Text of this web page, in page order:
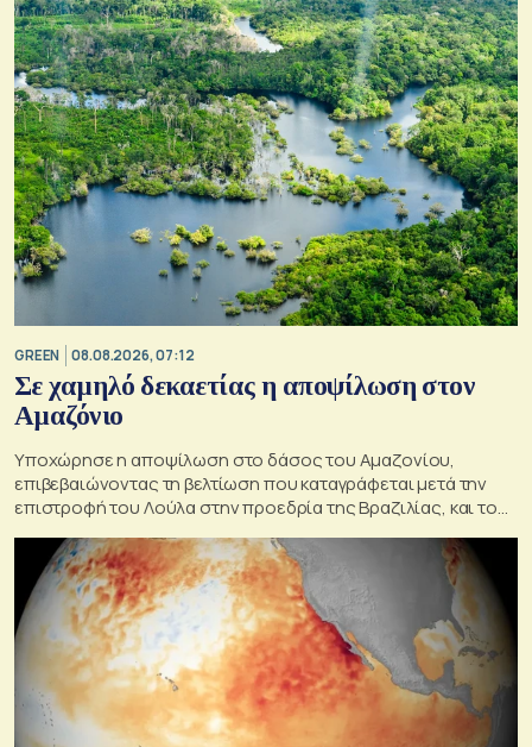
GREEN 08.08.2026, 07:12
Σε χαμηλό δεκαετίας η αποψίλωση στον
Αμαζόνιο
Υποχώρησε η αποψίλωση στο δάσος του Αμαζονίου,
επιβεβαιώνοντας τη βελτίωση που καταγράφεται μετά την
επιστροφή του Λούλα στην προεδρία της Βραζιλίας, και του
στόχου του να την εξαλείψει έως το 2030.